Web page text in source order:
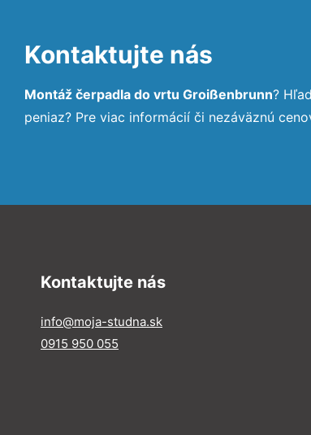
Kontaktujte nás
Montáž čerpadla do vrtu Groißenbrunn?
peniaz? Pre viac informácií či nezáväznú
Kontaktujte nás
info@moja-studna.sk
0915 950 055